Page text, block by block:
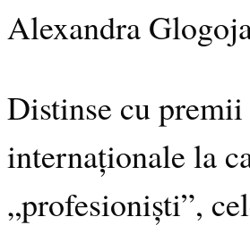
Alexandra
Distinse cu premii
internaționale la
„profesioniști”,